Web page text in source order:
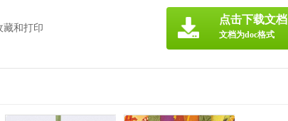
藏和打印
点击下载文档
文档为doc格式